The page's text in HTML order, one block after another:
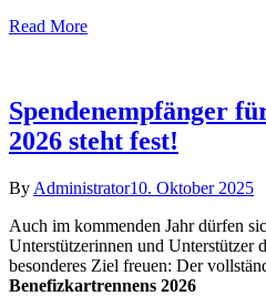
Read More
Spendenempfänger
2026 steht fest!
By Administrator10. Oktober 2025
Auch im kommenden Jahr dürfen
Unterstützerinnen und Unterstützer
besonderes Ziel freuen: Der
Benefizkartrennens 2026